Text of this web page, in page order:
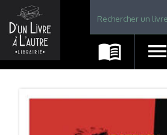
Librairie D'un livre à l'autre - Avranches
menu_book menu